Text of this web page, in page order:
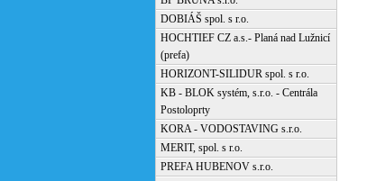
DOBIÁŠ spol. s r.o.
HOCHTIEF CZ a.s.- Planá nad Lužnicí
(prefa)
HORIZONT-SILIDUR spol. s r.o.
KB - BLOK systém, s.r.o. - Centrála
Postoloprty
KORA - VODOSTAVING s.r.o.
MERIT, spol. s r.o.
PREFA HUBENOV s.r.o.